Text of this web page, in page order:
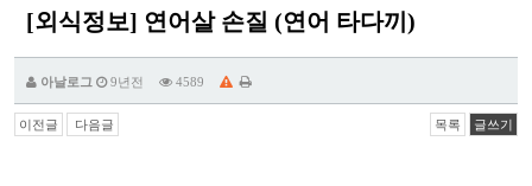
[외식정보] 연어살 손질 (연어 타다끼)
아날로그 9년전 4589
이전글 다음글 목록 글쓰기